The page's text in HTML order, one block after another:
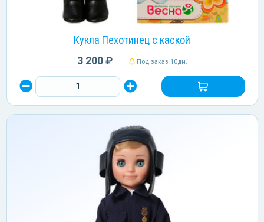
Кукла Пехотинец с каской
3 200 ₽ Под заказ 10дн.